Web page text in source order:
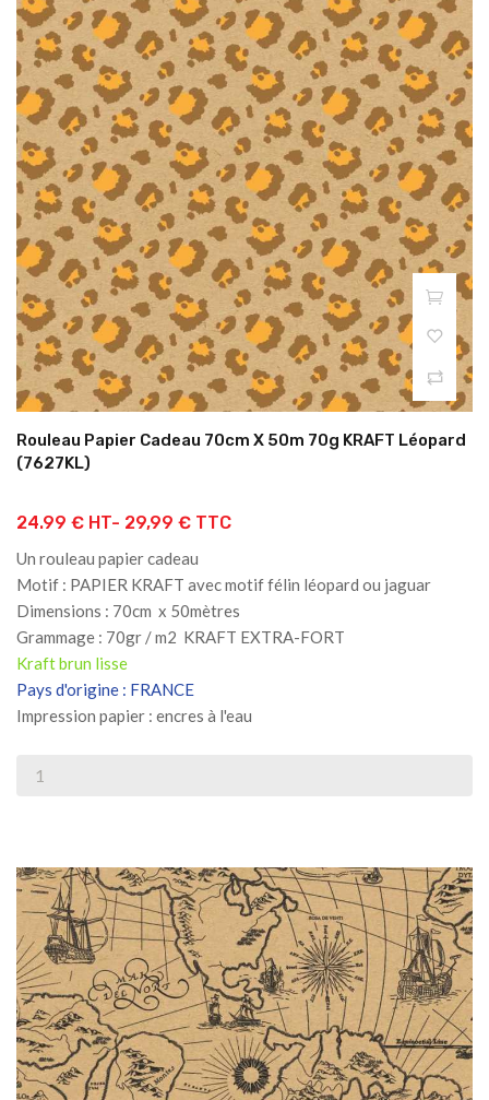
Rouleau Papier Cadeau 70cm X 50m 70g KRAFT Léopard
(7627KL)
24.99 € HT- 29,99 € TTC
Un rouleau papier cadeau
Motif : PAPIER KRAFT avec motif félin léopard ou jaguar
Dimensions : 70cm x 50mètres
Grammage : 70gr / m2 KRAFT EXTRA-FORT
Kraft brun lisse
Pays d'origine : FRANCE
Impression papier : encres à l'eau